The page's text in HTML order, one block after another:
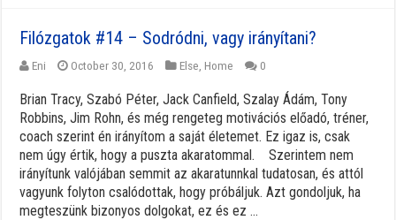
Filózgatok #14 – Sodródni, vagy irányítani?
Eni October 30, 2016 Else Home 0
Brian Tracy, Szabó Péter, Jack Canfield, Szalay Ádám, Tony
Robbins, Jim Rohn, és még rengeteg motivációs előadó, tréner,
coach szerint én irányítom a saját életemet. Ez igaz is, csak
nem úgy értik, hogy a puszta akaratommal. Szerintem nem
irányítunk valójában semmit az akaratunnkal tudatosan, és attól
vagyunk folyton csalódottak, hogy próbáljuk. Azt gondoljuk, ha
megteszünk bizonyos dolgokat, ez és ez ...